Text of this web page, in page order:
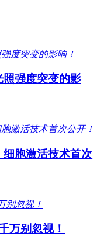
强度突变的影
胞激活技术首次
万别忽视！